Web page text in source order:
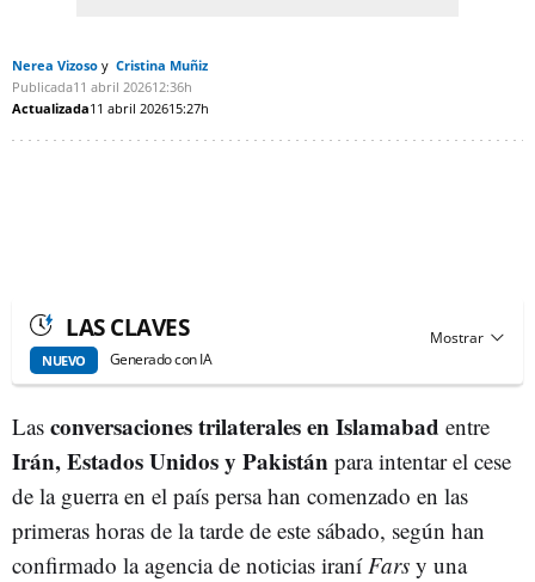
Nerea Vizoso
Cristina Muñiz
Publicada11 abril 202612:36h
Actualizada11 abril 202615:27h
LAS CLAVES
NUEVO Generado con IA
Las conversaciones trilateralesen Islamabad entre
Irán, Estados Unidos y Pakistán para intentar el cese
de la guerra en el país persa han comenzado en las
primeras horas de la tarde de este sábado, según han
confirmado la agencia de noticias iraní Fars y una